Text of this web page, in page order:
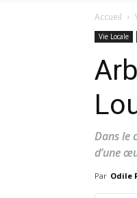
Accueil
Vie Locale
Dans le
d’une
Par Odile